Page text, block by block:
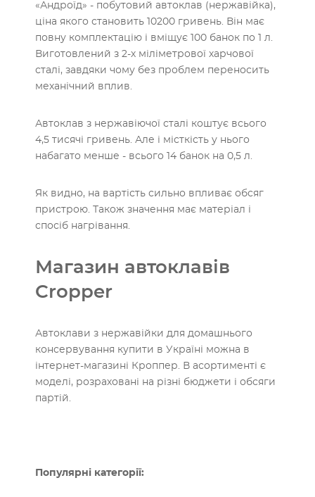
«Андроїд» - побутовий автоклав (нержавійка),
ціна якого становить 10200 гривень. Він має
повну комплектацію і вміщує 100 банок по 1 л.
Виготовлений з 2-х міліметрової харчової
сталі, завдяки чому без проблем переносить
механічний вплив.
Автоклав з нержавіючої сталі коштує всього
4,5 тисячі гривень. Але і місткість у нього
набагато менше - всього 14 банок на 0,5 л.
Як видно, на вартість сильно впливає обсяг
пристрою. Також значення має матеріал і
спосіб нагрівання.
Магазин автоклавів
Cropper
Автоклави з нержавійки для домашнього
консервування купити в Україні можна в
інтернет-магазині Кроппер. В асортименті є
моделі, розраховані на різні бюджети і обсяги
партій.
Популярні категорії: